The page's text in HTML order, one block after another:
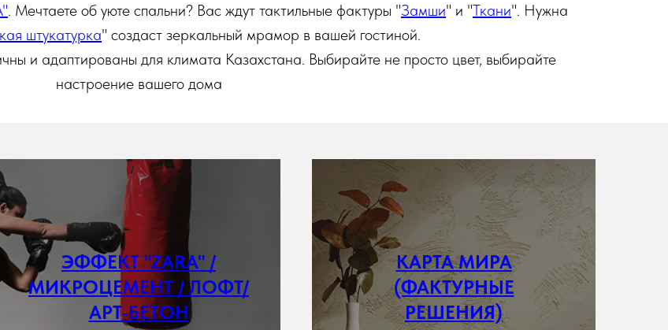
. Мечтаете об уюте спальни? Вас ждут тактильные фактуры "Замши" и "Ткани". Нужна
штукатурка" создаст зеркальный мрамор в вашей гостиной.
и адаптированы для климата Казахстана. Выбирайте не просто цвет, выбирайте
настроение вашего дома
ЭФФЕКТ "ZARA" /
МИКРОЦЕМЕНТ / ЛОФТ/
АРТ-БЕТОН
Подробнее
КАРТА МИРА
(ФАКТУРНЫЕ
РЕШЕНИЯ)
Подробнее